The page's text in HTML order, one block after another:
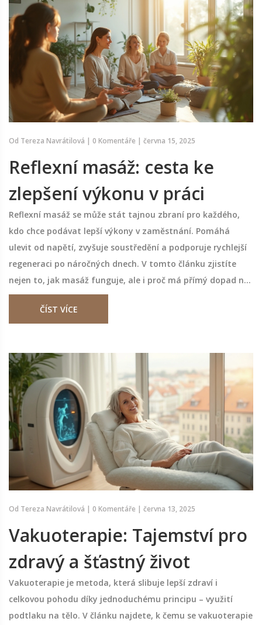
Od Tereza Navrátilová | 0 Komentáře | června 15, 2025
Reflexní masáž: cesta ke
zlepšení výkonu v práci
Reflexní masáž se může stát tajnou zbraní pro každého,
kdo chce podávat lepší výkony v zaměstnání. Pomáhá
ulevit od napětí, zvyšuje soustředění a podporuje rychlejší
regeneraci po náročných dnech. V tomto článku zjistíte
nejen to, jak masáž funguje, ale i proč má přímý dopad na
vaši produktivitu a pohodu v kanceláři. Dozvíte se i tipy, jak
reflexní masáž začlenit do vašeho pracovního týdne.
ČÍST VÍCE
Od Tereza Navrátilová | 0 Komentáře | června 13, 2025
Vakuoterapie: Tajemství pro
zdravý a šťastný život
Vakuoterapie je metoda, která slibuje lepší zdraví i
celkovou pohodu díky jednoduchému principu – využití
podtlaku na tělo. V článku najdete, k čemu se vakuoterapie